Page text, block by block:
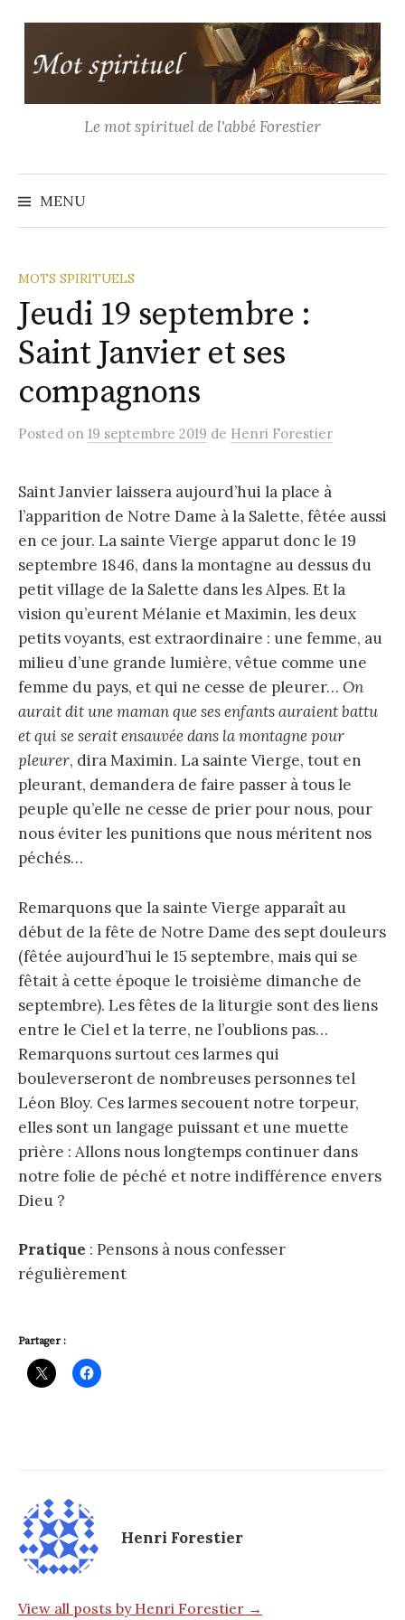
contenu
Le mot spirituel de l'abbé Forestier
MENU
MOTS SPIRITUELS
Jeudi 19 septembre :
Saint Janvier et ses
compagnons
Posted on 19 septembre 2019 de Henri Forestier
Saint Janvier laissera aujourd’hui la place à
l’apparition de Notre Dame à la Salette, fêtée aussi
en ce jour. La sainte Vierge apparut donc le 19
septembre 1846, dans la montagne au dessus du
petit village de la Salette dans les Alpes. Et la
vision qu’eurent Mélanie et Maximin, les deux
petits voyants, est extraordinaire : une femme, au
milieu d’une grande lumière, vêtue comme une
femme du pays, et qui ne cesse de pleurer… On
aurait dit une maman que ses enfants auraient battu
et qui se serait ensauvée dans la montagne pour
pleurer, dira Maximin. La sainte Vierge, tout en
pleurant, demandera de faire passer à tous le
peuple qu’elle ne cesse de prier pour nous, pour
nous éviter les punitions que nous méritent nos
péchés…
Remarquons que la sainte Vierge apparaît au
début de la fête de Notre Dame des sept douleurs
(fêtée aujourd’hui le 15 septembre, mais qui se
fêtait à cette époque le troisième dimanche de
septembre). Les fêtes de la liturgie sont des liens
entre le Ciel et la terre, ne l’oublions pas…
Remarquons surtout ces larmes qui
bouleverseront de nombreuses personnes tel
Léon Bloy. Ces larmes secouent notre torpeur,
elles sont un langage puissant et une muette
prière : Allons nous longtemps continuer dans
notre folie de péché et notre indifférence envers
Dieu ?
Pratique : Pensons à nous confesser
régulièrement
Partager :
Henri Forestier
View all posts by Henri Forestier →